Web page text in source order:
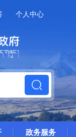
个人中心
政务服务